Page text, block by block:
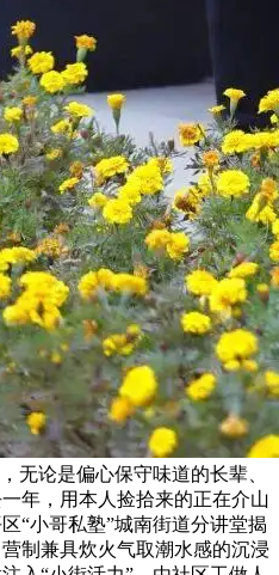
无论是偏心保守味道的长辈、
年，用本人捡拾来的正在介山
“小哥私塾”城南街道分讲堂揭
制兼具炊火气取潮水感的沉浸